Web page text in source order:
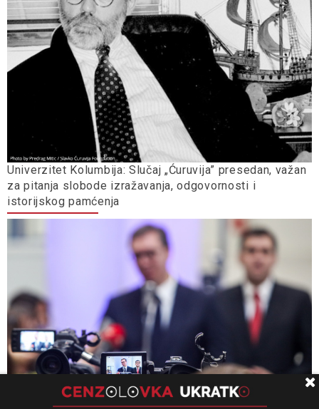
Univerzitet Kolumbija: Slučaj „Ćuruvija” presedan, važan
za pitanja slobode izražavanja, odgovornosti i
istorijskog pamćenja